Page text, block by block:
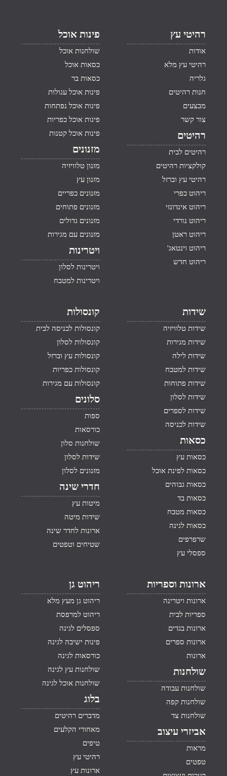
רהיטי עץ
אודות
רהיטי עץ מלא
גלריה
חנות רהיטים
מבצעים
צור קשר
רהיטים
רהיטים לבית
קולקציות רהיטים
רהיטי עץ וברזל
ריהוט כפרי
ריהוט אינדונזי
ריהוט נורדי
ריהוט ראטן
ריהוט וינטאג'
ריהוט חדש
פינות אוכל
שולחנות אוכל
כסאות אוכל
כסאות בר
פינות אוכל עגולות
פינות אוכל נפתחות
פינות אוכל כפריות
פינות אוכל קטנות
מזנונים
מזנון טלוויזיה
מזנון עץ
מזנונים כפריים
מזנונים פתוחים
מזנונים גדולים
מזנונים עם מגירות
ויטרינות
ויטרינות לסלון
ויטרינות למטבח
שידות
שידות טלוויזיה
שידות מגירות
שידות לילה
שידות למטבח
שידות פתוחות
שידות לסלון
שידות לספרים
שידות לכניסה
כסאות
כסאות עץ
כסאות לפינת אוכל
כסאות גבוהים
כסאות בד
כסאות מטבח
כסאות לגינה
שרפרפים
ספסלי עץ
קונסולות
קונסולות לכניסה לבית
קונסולות לסלון
קונסולות עץ וברזל
קונסולות כפריות
קונסולות עם מגירות
סלונים
ספות
כורסאות
שולחנות סלון
שידות לסלון
מזנונים לסלון
חדרי שינה
מיטות עץ
שידות מיטה
ארונות לחדר שינה
שטיחים וטפטים
ארונות וספריות
ארונות ויטרינה
ספריות לבית
ארונות בגדים
ארונות ספרים
ארונות
שולחנות
שולחנות עבודה
שולחנות קפה
שולחנות צד
אביזרי עיצוב
מראות
טפטים
ריהוט גן
ריהוט גן מעץ מלא
ריהוט למרפסת
ספסלים לגינה
פינות ישיבה לגינה
כורסאות לגינה
שולחנות עץ לגינה
שולחנות אוכל לגינה
בלוג
מדברים רהיטים
מאחורי הקלעים
טיפים
רהיטי עץ
ארונות עץ